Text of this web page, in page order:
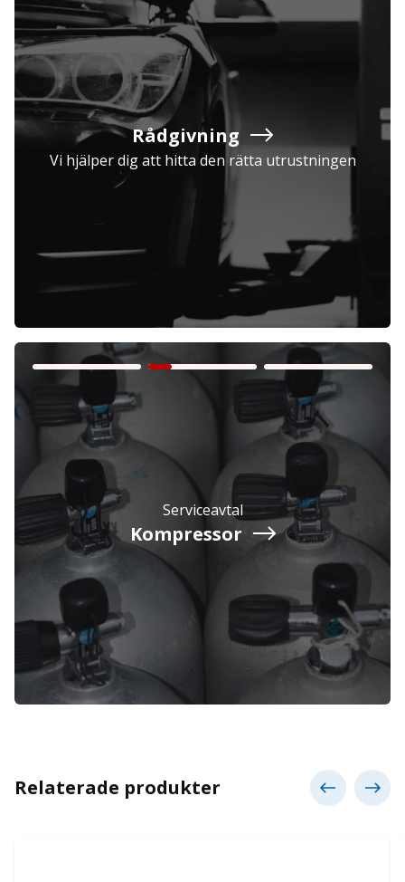
Privatperson Inkl. moms
Rådgivning
Vi hjälper dig att hitta den rätta utrustningen
Serviceavtal
Kompressor
Relaterade produkter